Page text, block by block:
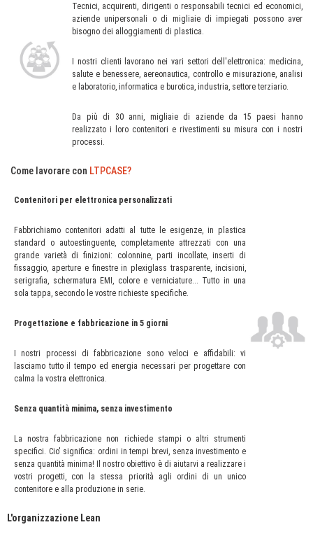
Tecnici, acquirenti, dirigenti o responsabili tecnici ed economici,
aziende unipersonali o di migliaie di impiegati possono aver
bisogno dei alloggiamenti di plastica.
I nostri clienti lavorano nei vari settori dell'elettronica: medicina,
salute e benessere, aereonautica, controllo e misurazione, analisi
e laboratorio, informatica e burotica, industria, settore terziario.
Da più di 30 anni, migliaie di aziende da 15 paesi hanno
realizzato i loro contenitori e rivestimenti su misura con i nostri
processi.
Come lavorare con LTPCASE?
Contenitori per elettronica personalizzati
Fabbrichiamo contenitori adatti al tutte le esigenze, in plastica
standard o autoestinguente, completamente attrezzati con una
grande varietà di finizioni: colonnine, parti incollate, inserti di
fissaggio, aperture e finestre in plexiglass trasparente, incisioni,
serigrafia, schermatura EMI, colore e verniciature... Tutto in una
sola tappa, secondo le vostre richieste specifiche.
Progettazione e fabbricazione in 5 giorni
I nostri processi di fabbricazione sono veloci e affidabili: vi
lasciamo tutto il tempo ed energia necessari per progettare con
calma la vostra elettronica.
Senza quantità minima, senza investimento
La nostra fabbricazione non richiede stampi o altri strumenti
specifici. Cio' significa: ordini in tempi brevi, senza investimento e
senza quantità minima! Il nostro obiettivo è di aiutarvi a realizzare i
vostri progetti, con la stessa priorità agli ordini di un unico
contenitore e alla produzione in serie.
L'organizzazione Lean